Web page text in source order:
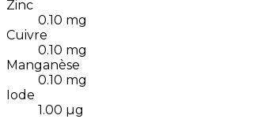
Zinc
0.10 mg
Cuivre
0.10 mg
Manganèse
0.10 mg
Iode
1.00 µg